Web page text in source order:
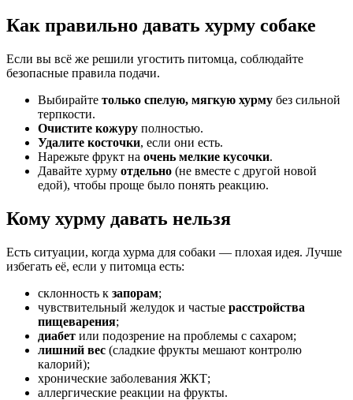
Как правильно давать хурму собаке
Если вы всё же решили угостить питомца, соблюдайте
безопасные правила подачи.
Выбирайте только спелую, мягкую хурму без сильной
терпкости.
Очистите кожуру полностью.
Удалите косточки, если они есть.
Нарежьте фрукт на очень мелкие кусочки.
Давайте хурму отдельно (не вместе с другой новой
едой), чтобы проще было понять реакцию.
Кому хурму давать нельзя
Есть ситуации, когда хурма для собаки — плохая идея. Лучше
избегать её, если у питомца есть:
склонность к запорам;
чувствительный желудок и частые расстройства
пищеварения;
диабет или подозрение на проблемы с сахаром;
лишний вес (сладкие фрукты мешают контролю
калорий);
хронические заболевания ЖКТ;
аллергические реакции на фрукты.